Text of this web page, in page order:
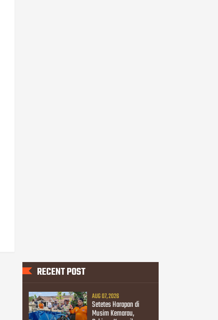
RECENT POST
AUG 07, 2026
Setetes Harapan di
Musim Kemarau,